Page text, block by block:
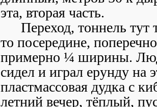
эта, вторая часть.
Переход, тоннель тут
то посередине,
примерно ¼ ширины.
сидел и играл ерунду на
пластмассовая дудка с
летний вечер, тёплый,